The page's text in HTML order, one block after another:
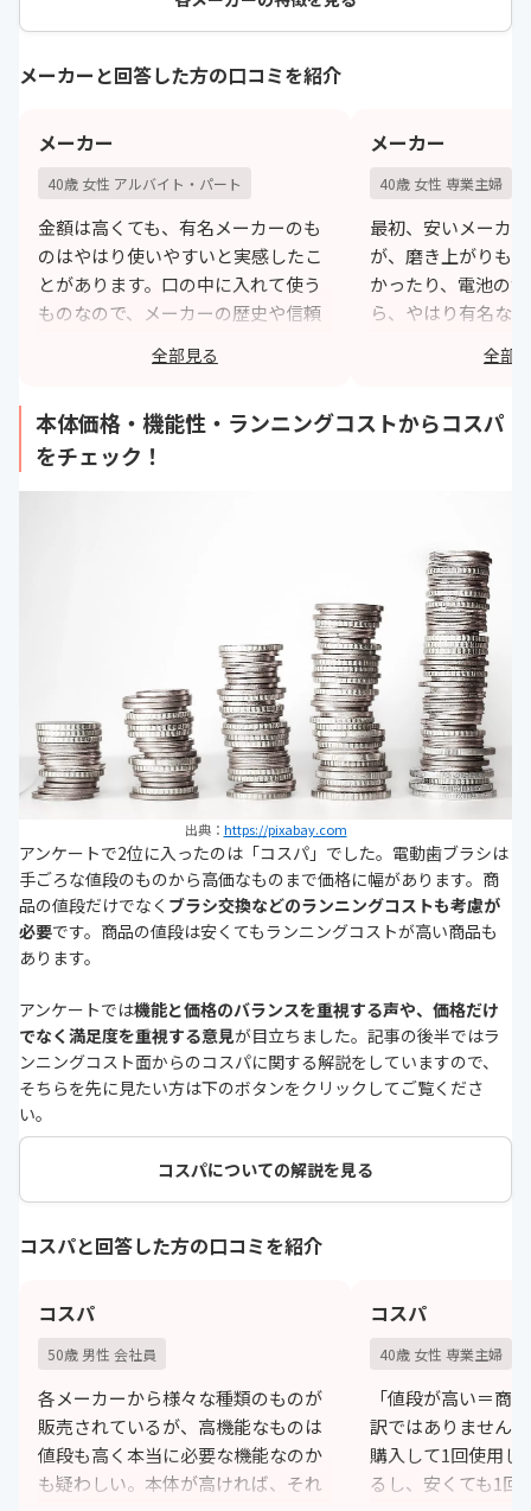
メーカーと回答した方の口コミを紹介
メーカー
40歳 女性 アルバイト・パート
金額は高くても、有名メーカーのも
のはやはり使いやすいと実感したこ
とがあります。口の中に入れて使う
ものなので、メーカーの歴史や信頼
きちんと公表されている会社のもの
す。
全部見る
メーカー
40歳 女性 専業主婦
最初、安いメーカ
が、磨き上がりも
かったり、電池の
ら、やはり有名な
全部
本体価格・機能性・ランニングコストからコスパ
をチェック！
出典： https://pixabay.com
アンケートで2位に入ったのは「コスパ」でした。電動歯ブラシは
手ごろな値段のものから高価なものまで価格に幅があります。商
品の値段だけでなく ブラシ交換などのランニングコストも考慮が
必要です。商品の値段は安くてもランニングコストが高い商品も
あります。
アンケートでは機能と価格のバランスを重視する声や、価格だけ
でなく満足度を重視する意見が目立ちました。記事の後半ではラ
ンニングコスト面からのコスパに関する解説をしていますので、
そちらを先に見たい方は下のボタンをクリックしてご覧くださ
い。
コスパについての解説を見る
コスパと回答した方の口コミを紹介
コスパ
50歳 男性 会社員
各メーカーから様々な種類のものが
販売されているが、高機能なものは
値段も高く本当に必要な機能なのか
も疑わしい。本体が高ければ、それ
コスパ
40歳 女性 専業主婦
「値段が高い＝商
訳ではありません
購入して1回使用し
るし、安くても1回